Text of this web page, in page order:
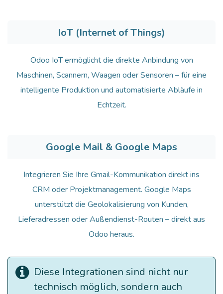
IoT (Internet of Things)
Odoo IoT ermöglicht die direkte Anbindung von
Maschinen, Scannern, Waagen oder Sensoren – für eine
intelligente Produktion und automatisierte Abläufe in
Echtzeit.
Google Mail & Google Maps
Integrieren Sie Ihre Gmail-Kommunikation direkt ins
CRM oder Projektmanagement. Google Maps
unterstützt die Geolokalisierung von Kunden,
Lieferadressen oder Außendienst-Routen – direkt aus
Odoo heraus.
Diese Integrationen sind nicht nur
technisch möglich, sondern auch